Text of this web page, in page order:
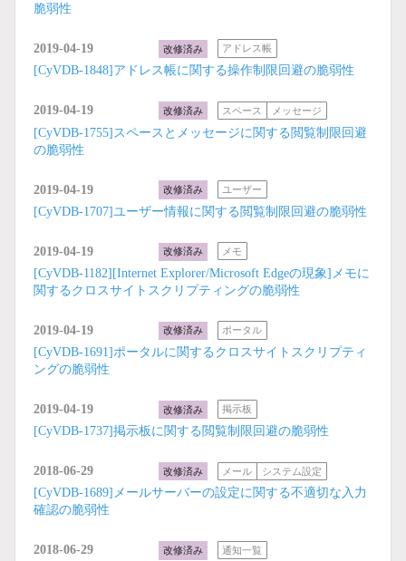
脆弱性
2019-04-19 改修済み アドレス帳
[CyVDB-1848]アドレス帳に関する操作制限回避の脆弱性
2019-04-19 改修済み スペース メッセージ
[CyVDB-1755]スペースとメッセージに関する閲覧制限回避
の脆弱性
2019-04-19 改修済み ユーザー
[CyVDB-1707]ユーザー情報に関する閲覧制限回避の脆弱性
2019-04-19 改修済み メモ
[CyVDB-1182][Internet Explorer/Microsoft Edgeの現象]メモに
関するクロスサイトスクリプティングの脆弱性
2019-04-19 改修済み ポータル
[CyVDB-1691]ポータルに関するクロスサイトスクリプティ
ングの脆弱性
2019-04-19 改修済み 掲示板
[CyVDB-1737]掲示板に関する閲覧制限回避の脆弱性
2018-06-29 改修済み メール システム設定
[CyVDB-1689]メールサーバーの設定に関する不適切な入力
確認の脆弱性
2018-06-29 改修済み 通知一覧